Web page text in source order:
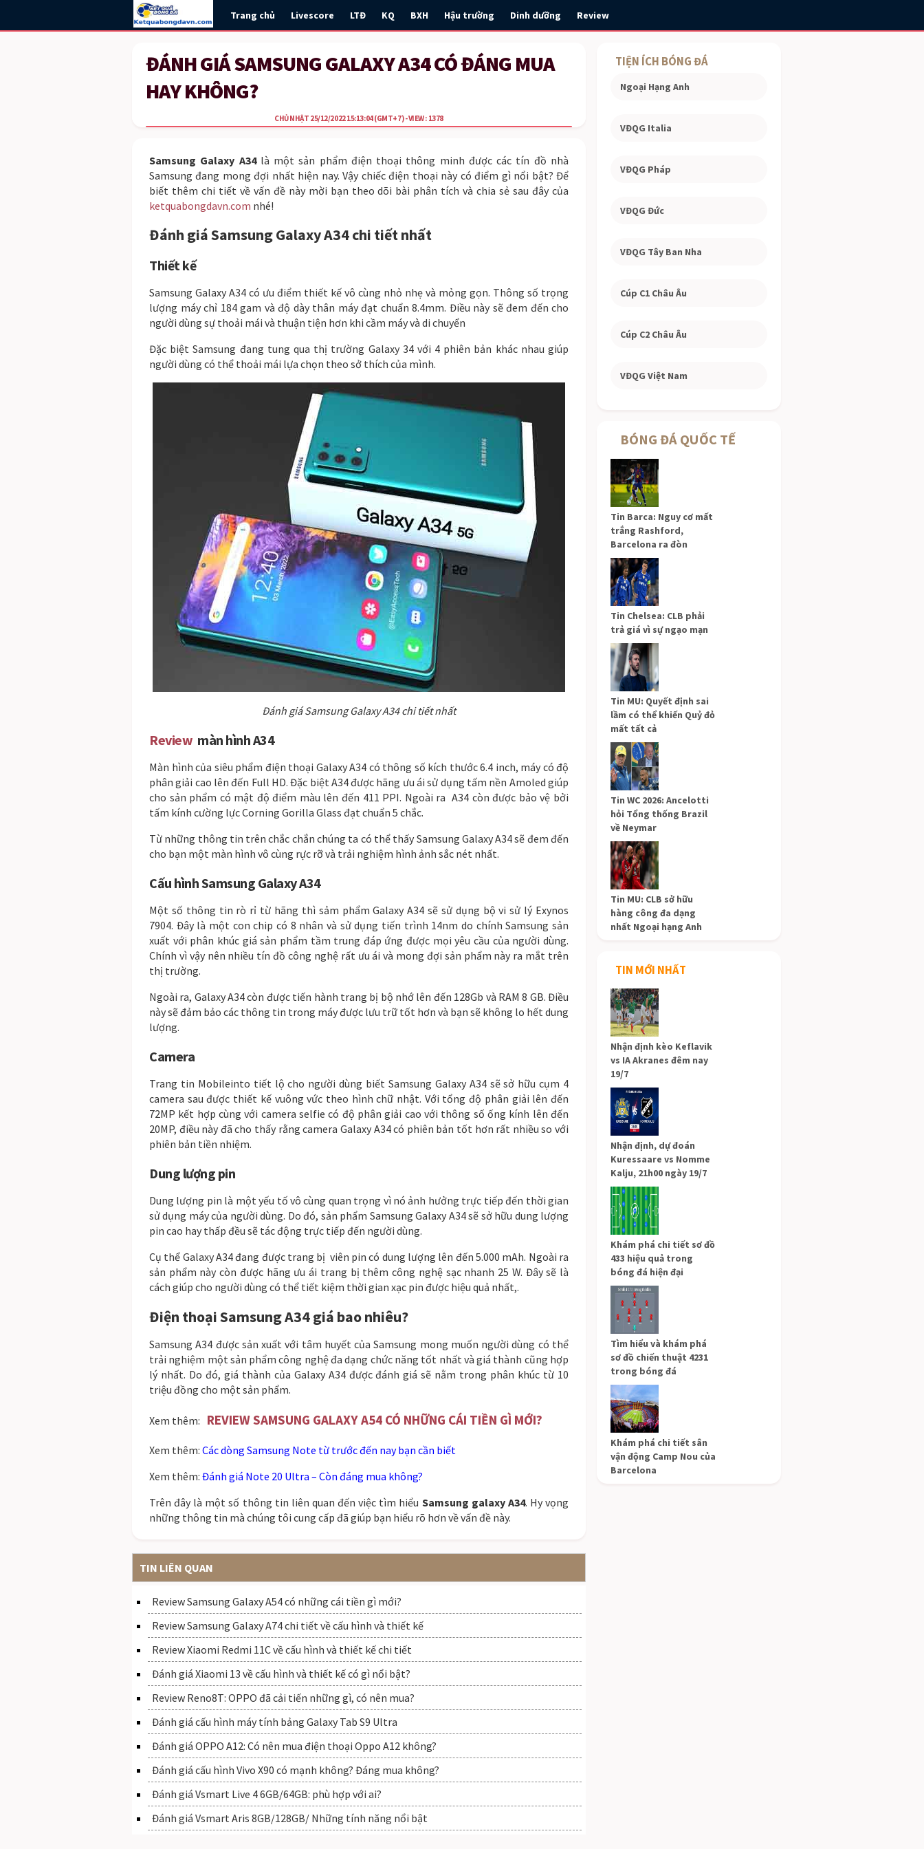
Trang chủ Livescore LTĐ KQ BXH Hậu trường Dinh dưỡng Review
ĐÁNH GIÁ SAMSUNG GALAXY A34 CÓ ĐÁNG MUA
HAY KHÔNG?
CHỦ NHẬT 25/12/2022 15:13:04(GMT+7)- VIEW : 1378
Samsung Galaxy A34là một sản phẩm điện thoại thông minh được các tín đồ nhà
Samsung đang mong đợi nhất hiện nay. Vậy chiếc điện thoại này có điểm gì nổi bật? Để
biết thêm chi tiết về vấn đề này mời bạn theo dõi bài phân tích và chia sẻ sau đây của
ketquabongdavn.com nhé!
Đánh giá Samsung Galaxy A34 chi tiết nhất
Thiết kế
Samsung Galaxy A34 có ưu điểm thiết kế vô cùng nhỏ nhẹ và mỏng gọn. Thông số trọng
lượng máy chỉ 184 gam và độ dày thân máy đạt chuẩn 8.4mm. Điều này sẽ đem đến cho
người dùng sự thoải mái và thuận tiện hơn khi cầm máy và di chuyển
Đặc biệt Samsung đang tung qua thị trường Galaxy 34 với 4 phiên bản khác nhau giúp
người dùng có thể thoải mái lựa chọn theo sở thích của mình.
Đánh giá Samsung Galaxy A34 chi tiết nhất
Review màn hình A34
Màn hình của siêu phẩm điện thoại Galaxy A34 có thông số kích thước 6.4 inch, máy có độ
phân giải cao lên đến Full HD. Đặc biệt A34 được hãng ưu ái sử dụng tấm nền Amoled giúp
cho sản phẩm có mật độ điểm màu lên đến 411 PPI. Ngoài ra A34 còn được bảo vệ bởi
tấm kính cường lực Corning Gorilla Glass đạt chuẩn 5 chắc.
Từ những thông tin trên chắc chắn chúng ta có thể thấy Samsung Galaxy A34 sẽ đem đến
cho bạn một màn hình vô cùng rực rỡ và trải nghiệm hình ảnh sắc nét nhất.
Cấu hình Samsung Galaxy A34
Một số thông tin rò rỉ từ hãng thì sảm phẩm Galaxy A34 sẽ sử dụng bộ vi sử lý Exynos
7904. Đây là một con chip có 8 nhân và sử dụng tiến trình 14nm do chính Samsung sản
xuất với phân khúc giá sản phẩm tầm trung đáp ứng được mọi yêu cầu của người dùng.
Chính vì vậy nên nhiều tín đồ công nghệ rất ưu ái và mong đợi sản phẩm này ra mắt trên
thị trường.
Ngoài ra, Galaxy A34 còn được tiến hành trang bị bộ nhớ lên đến 128Gb và RAM 8 GB. Điều
này sẽ đảm bảo các thông tin trong máy được lưu trữ tốt hơn và bạn sẽ không lo hết dung
lượng.
Camera
Trang tin Mobileinto tiết lộ cho người dùng biết Samsung Galaxy A34 sẽ sở hữu cụm 4
camera sau được thiết kế vuông vức theo hình chữ nhật. Với tổng độ phân giải lên đến
72MP kết hợp cùng với camera selfie có độ phân giải cao với thông số ống kính lên đến
20MP, điều này đã cho thấy rằng camera Galaxy A34 có phiên bản tốt hơn rất nhiều so với
phiên bản tiền nhiệm.
Dung lượng pin
Dung lượng pin là một yếu tố vô cùng quan trọng vì nó ảnh hưởng trực tiếp đến thời gian
sử dụng máy của người dùng. Do đó, sản phẩm Samsung Galaxy A34 sẽ sở hữu dung lượng
pin cao hay thấp đều sẽ tác động trực tiếp đến người dùng.
Cụ thể Galaxy A34 đang được trang bị viên pin có dung lượng lên đến 5.000 mAh. Ngoài ra
sản phẩm này còn được hãng ưu ái trang bị thêm công nghệ sạc nhanh 25 W. Đây sẽ là
cách giúp cho người dùng có thể tiết kiệm thời gian xạc pin được hiệu quả nhất,.
Điện thoạiSamsung A34 giá bao nhiêu?
Samsung A34 được sản xuất với tâm huyết của Samsung mong muốn người dùng có thể
trải nghiệm một sản phẩm công nghệ đa dạng chức năng tốt nhất và giá thành cũng hợp
lý nhất. Do đó, giá thành của Galaxy A34 được đánh giá sẽ nằm trong phân khúc từ 10
triệu đồng cho một sản phẩm.
Xem thêm: REVIEW SAMSUNG GALAXY A54 CÓ NHỮNG CÁI TIỀN GÌ MỚI?
Xem thêm: Các dòng Samsung Note từ trước đến nay bạn cần biết
Xem thêm: Đánh giá Note 20 Ultra – Còn đáng mua không?
Trên đây là một số thông tin liên quan đến việc tìm hiểu Samsung galaxy A34. Hy vọng
những thông tin mà chúng tôi cung cấp đã giúp bạn hiểu rõ hơn về vấn đề này.
TIN LIÊN QUAN
Review Samsung Galaxy A54 có những cái tiền gì mới?
Review Samsung Galaxy A74 chi tiết về cấu hình và thiết kế
Review Xiaomi Redmi 11C về cấu hình và thiết kế chi tiết
Đánh giá Xiaomi 13 về cấu hình và thiết kế có gì nổi bật?
Review Reno8T: OPPO đã cải tiến những gì, có nên mua?
Đánh giá cấu hình máy tính bảng Galaxy Tab S9 Ultra
Đánh giá OPPO A12: Có nên mua điện thoại Oppo A12 không?
Đánh giá cấu hình Vivo X90 có mạnh không? Đáng mua không?
Đánh giá Vsmart Live 4 6GB/64GB: phù hợp với ai?
Đánh giá Vsmart Aris 8GB/128GB/ Những tính năng nổi bật
TIỆN ÍCH BÓNG ĐÁ
Ngoại Hạng Anh
VĐQG Italia
VĐQG Pháp
VĐQG Đức
VĐQG Tây Ban Nha
Cúp C1 Châu Âu
Cúp C2 Châu Âu
VĐQG Việt Nam
BÓNG ĐÁ QUỐC TẾ
Tin Barca: Nguy cơ mất
trắng Rashford,
Barcelona ra đòn
Tin Chelsea: CLB phải
trả giá vì sự ngạo mạn
Tin MU: Quyết định sai
lầm có thể khiến Quỷ đỏ
mất tất cả
Tin WC 2026: Ancelotti
hỏi Tổng thống Brazil
về Neymar
Tin MU: CLB sở hữu
hàng công đa dạng
nhất Ngoại hạng Anh
TIN MỚI NHẤT
Nhận định kèo Keflavik
vs IA Akranes đêm nay
19/7
Nhận định, dự đoán
Kuressaare vs Nomme
Kalju, 21h00 ngày 19/7
Khám phá chi tiết sơ đồ
433 hiệu quả trong
bóng đá hiện đại
Tìm hiểu và khám phá
sơ đồ chiến thuật 4231
trong bóng đá
Khám phá chi tiết sân
vận động Camp Nou của
Barcelona